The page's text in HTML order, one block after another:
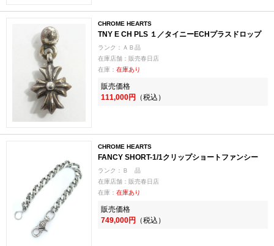
CHROME HEARTS
TNY E CH PLS １／タイニーECHプラスドロップ
ランク：ＡＢ品
在庫店舗：販売春日店
在庫： 在庫あり
販売価格
111,000円 （税込）
CHROME HEARTS
FANCY SHORT-1/1クリップショートファンシー
ランク：Ｂ 品
在庫店舗：販売春日店
在庫： 在庫あり
販売価格
749,000円 （税込）